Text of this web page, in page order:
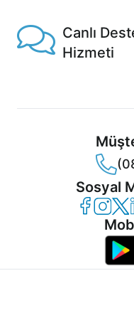
Canlı
Hizmeti
Sosyal
Casper
Casper